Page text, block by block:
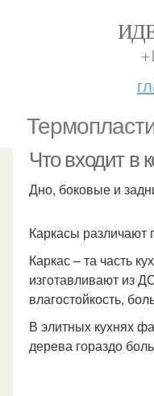
Что входит в
Дно, боковые и
Каркасы различают
Каркас – та часть
изготавливают из
влагостойкость,
В элитных кухнях
дерева гораздо